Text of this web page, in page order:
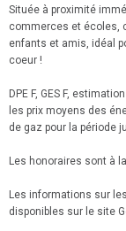
Située à proximité
commerces et écoles,
enfants et amis, idéal
coeur !
DPE F, GES F,
les prix moyens des
de gaz pour la période
Les honoraires sont à
Les informations sur
disponibles sur le site